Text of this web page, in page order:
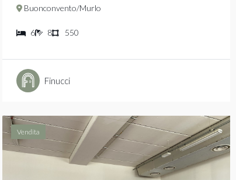
Buonconvento/Murlo
6 8 550
Finucci
Vendita